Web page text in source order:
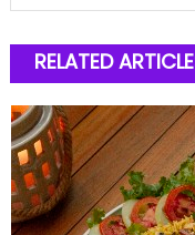
RELATED